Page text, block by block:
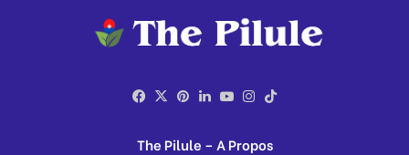
Facebook
X Pinterest
Linkedin
YouTubeInstagram
The Pilule – A Propos